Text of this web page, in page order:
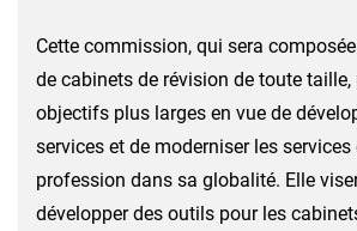
Cette commission, qui sera
de cabinets de révision de toute
objectifs plus larges en vue de
services et de moderniser les
profession dans sa globalité. Elle
développer des outils pour les